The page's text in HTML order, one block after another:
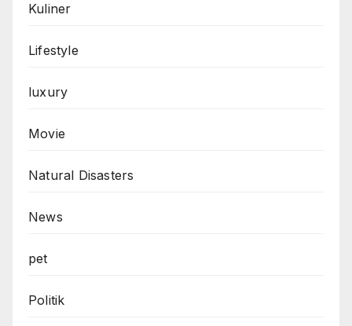
Kuliner
Lifestyle
luxury
Movie
Natural Disasters
News
pet
Politik